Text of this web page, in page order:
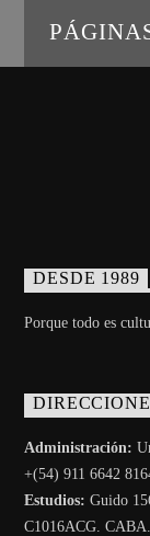
DESDE 1989
Porque todo es
Administración:
+(54) 911 6642
Estudios: Guido
C1016ACG .